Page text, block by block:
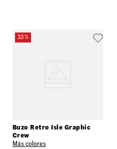
33 %
Buzo Retro Isle Graphic
Crew
Más colores